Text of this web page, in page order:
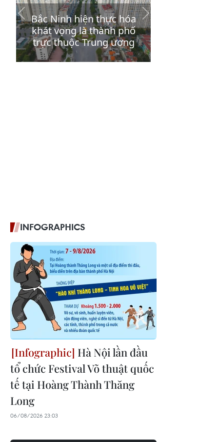
INFOGRAPHICS
Hà Nội lần đầu
tổ chức Festival Võ thuật quốc
tế tại Hoàng Thành Thăng
Long
06/08/2026 23:03